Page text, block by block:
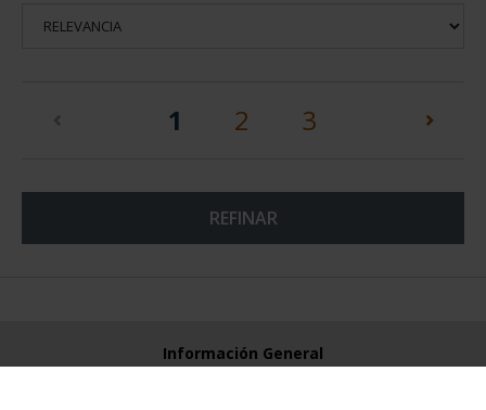
1 (current)
2 3
REFINAR
Información General